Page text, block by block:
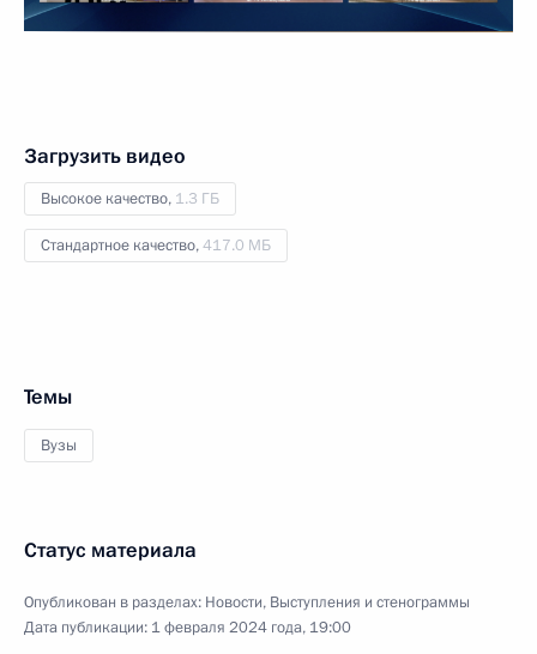
Загрузить видео
Высокое качество, 1.3 ГБ
Стандартное качество,417.0 МБ
Темы
Вузы
Статус материала
Опубликован в разделах: Новости, Выступления и стенограммы
Дата публикации: 1 февраля 2024 года, 19:00